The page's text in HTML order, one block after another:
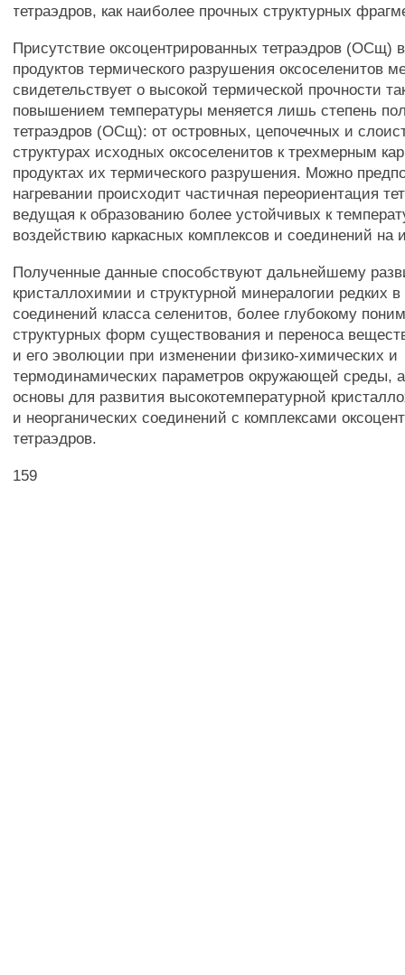
тетраэдров, как наиболее прочных структурных
Присутствие оксоцентрированных тетраэдров (ОСщ) в
продуктов термического разрушения оксоселенитов
свидетельствует о высокой термической прочности
повышением температуры меняется лишь степень
тетраэдров (ОСщ): от островных, цепочечных и
структурах исходных оксоселенитов к трехмерным
продуктах их термического разрушения. Можно
нагревании происходит частичная переориентация
ведущая к образованию более устойчивых к
воздействию каркасных комплексов и соединений на
Полученные данные способствуют дальнейшему
кристаллохимии и структурной минералогии редких
соединений класса селенитов, более глубокому
структурных форм существования и переноса
и его эволюции при изменении физико-химических и
термодинамических параметров окружающей среды,
основы для развития высокотемпературной
и неорганических соединений с комплексами
тетраэдров.
159